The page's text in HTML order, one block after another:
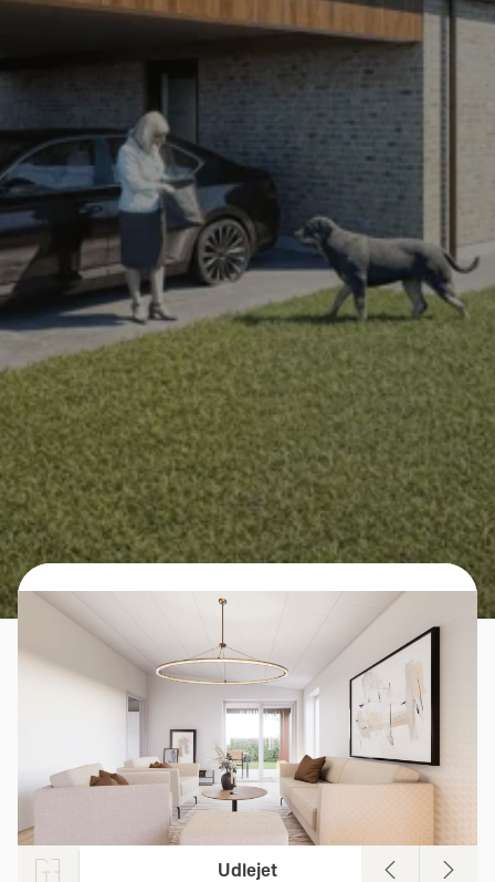
Udlejet